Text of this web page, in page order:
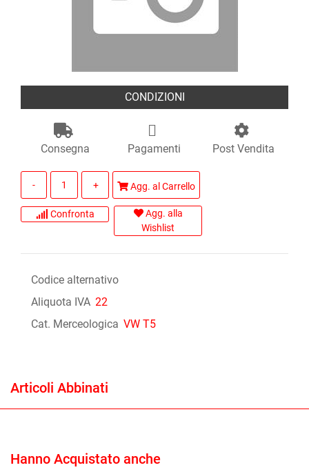
CONDIZIONI
Consegna Pagamenti Post Vendita
Agg. al Carrello
Confronta
Agg. alla
Wishlist
Codice alternativo
Aliquota IVA 22
Cat. Merceologica VW T5
Articoli Abbinati
Hanno Acquistato anche